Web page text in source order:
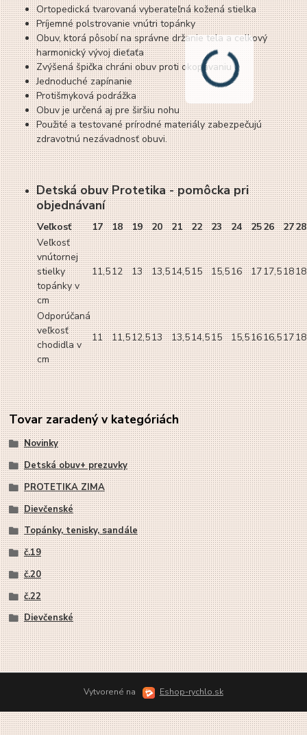
Ortopedická tvarovaná vyberateľná kožená stielka
Príjemné polstrovanie vnútri topánky
Obuv, ktorá pôsobí na správne držanie tela a celkový
harmonický vývoj dieťaťa
Zvýšená špička chráni obuv proti okopávaniu
Jednoduché zapínanie
Protišmyková podrážka
Obuv je určená aj pre širšiu nohu
Použité a testované prírodné materiály zabezpečujú
zdravotnú nezávadnosť obuvi.
Detská obuv Protetika - pomôcka pri
objednávaní
Veľkosť 17 18 19 20 21 22 23 24 2526 2728
Veľkosť
vnútornej
stielky
topánky v
cm
11,512 13 13,514,515 15,516 1717,518
Odporúčaná
veľkosť
chodidla v
cm
11 11,512,513 13,514,515 15,51616,51718
Tovar zaradený v kategóriách
Novinky
Detská obuv+ prezuvky
PROTETIKA ZIMA
Dievčenské
Topánky, tenisky, sandále
č.19
č.20
č.22
Dievčenské
Vytvorené na Eshop-rychlo.sk